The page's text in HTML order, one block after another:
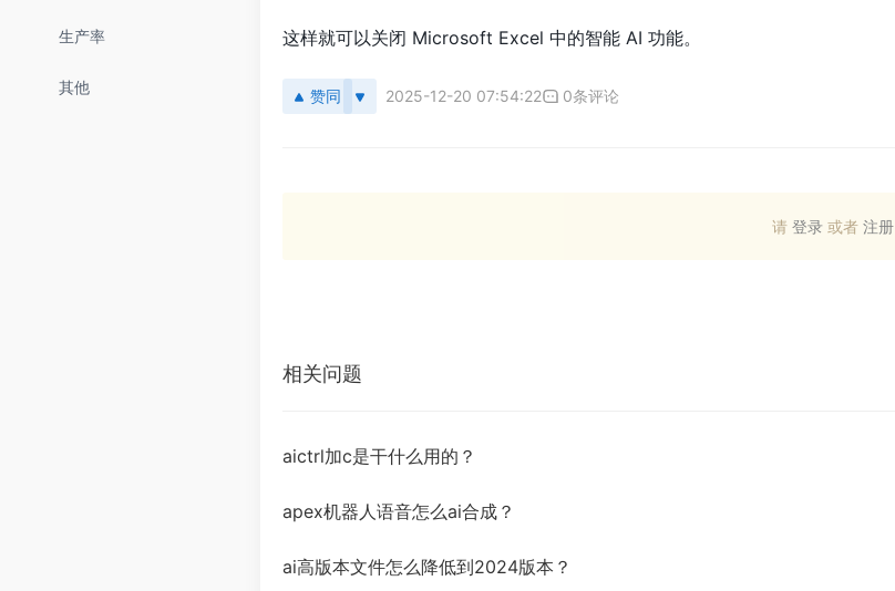
生产率
其他
这样就可以关闭 Microsoft Excel 中的智能 AI 功能。
赞同 2025-12-20 07:54:22 0条评论
请 登录 或者 注册
相关问题
aictrl加c是干什么用的？
apex机器人语音怎么ai合成？
ai高版本文件怎么降低到2024版本？